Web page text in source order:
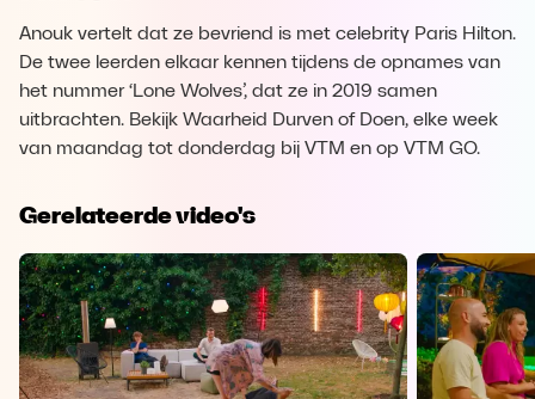
Anouk vertelt dat ze bevriend is met celebrity Paris Hilton.
De twee leerden elkaar kennen tijdens de opnames van
het nummer ‘Lone Wolves’, dat ze in 2019 samen
uitbrachten. Bekijk Waarheid Durven of Doen, elke week
van maandag tot donderdag bij VTM en op VTM GO.
Gerelateerde video's